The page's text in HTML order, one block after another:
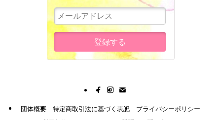
団体概要 特定商取引法に基づく表記
プライバシーポリシー